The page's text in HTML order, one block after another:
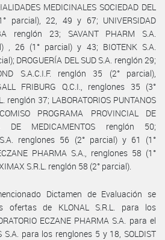
MEDICINALES SOCIEDAD DEL
parcial), 22, 49 y 67; UNIVERSIDAD
renglón 23; SAVANT PHARM S.A.
, 26 (1° parcial) y 43; BIOTENK S.A.
DROGUERÍA DEL SUD S.A. renglón 29;
S.A.C.I.F. renglón 35 (2° parcial),
FRIBURG Q.C.I., renglones 35 (3°
renglón 37; LABORATORIOS PUNTANOS
PROGRAMA PROVINCIAL DE
DE MEDICAMENTOS renglón 50;
S.A. renglones 56 (2° parcial) y 61 (1°
PHARMA S.A., renglones 58 (1°
S.R.L. renglón 58 (2° parcial).
Dictamen de Evaluación se
ofertas de KLONAL S.R.L. para los
ECZANE PHARMA S.A. para el
S.A. para los renglones 5 y 18, SOLDIST